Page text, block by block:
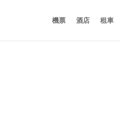
機票 酒店 租車